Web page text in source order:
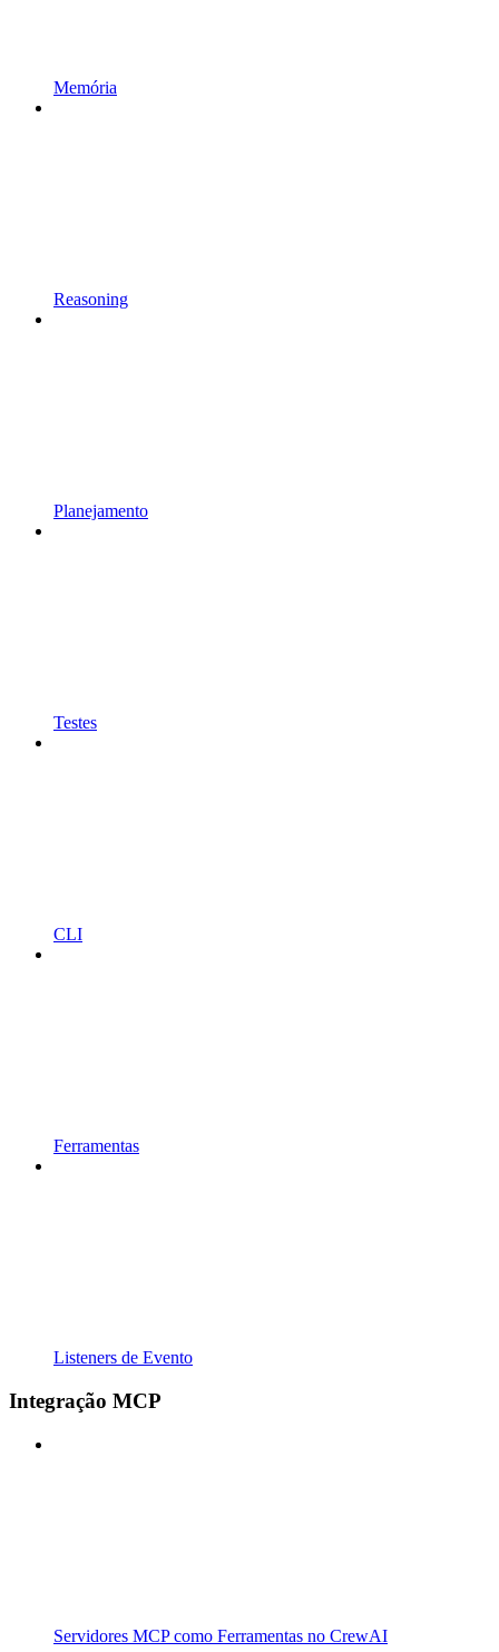
Memória
Reasoning
Planejamento
Testes
CLI
Ferramentas
Listeners de Evento
Integração MCP
Servidores MCP como Ferramentas no CrewAI